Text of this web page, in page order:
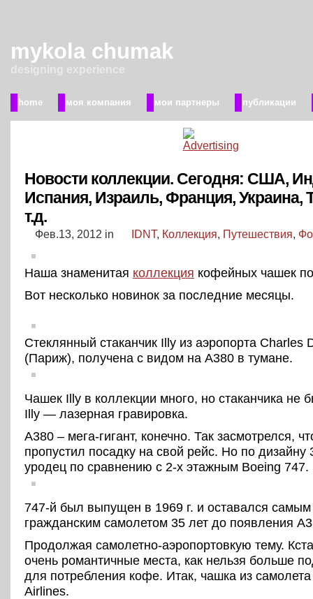
mykola chumak
home моя компания мои партнеры публикации
Новости коллекции. Сегодня: США,
Испания, Израиль, Франция, Украина,
т.д.
Фев.13, 2012 in IDNT, Коллекция, Путешествия,
Наша знаменитая коллекция кофейных чашек
Вот несколько новинок за последние месяцы.
Стеклянный стаканчик Illy из аэропорта Charles
(Париж), получена с видом на А380 в тумане.
Чашек Illy в коллекции много, но стаканчика не
Illy — лазерная гравировка.
A380 – мега-гигант, конечно. Так засмотрелся,
пропустил посадку на свой рейс. Но по дизайну
уродец по сравнению с 2-x этажным Boeing 747.
747-й был выпущен в 1969 г. и оставался
гражданским самолетом 35 лет до появления
Продолжая самолетно-аэропортовкую тему.
очень романтичные места, как нельзя больше
для потребления кофе. Итак, чашка из
Airlines.